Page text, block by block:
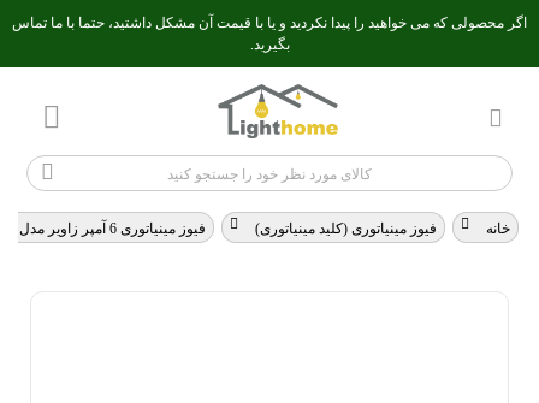
اگر محصولی که می خواهید را پیدا نکردید و یا با قیمت آن مشکل داشتید، حتما با ما تماس
بگیرید.
خانه > فیوز مینیاتوری (کلید مینیاتوری) > فیوز مینیاتوری 6 آمپر زاویر مدل MCB-2p